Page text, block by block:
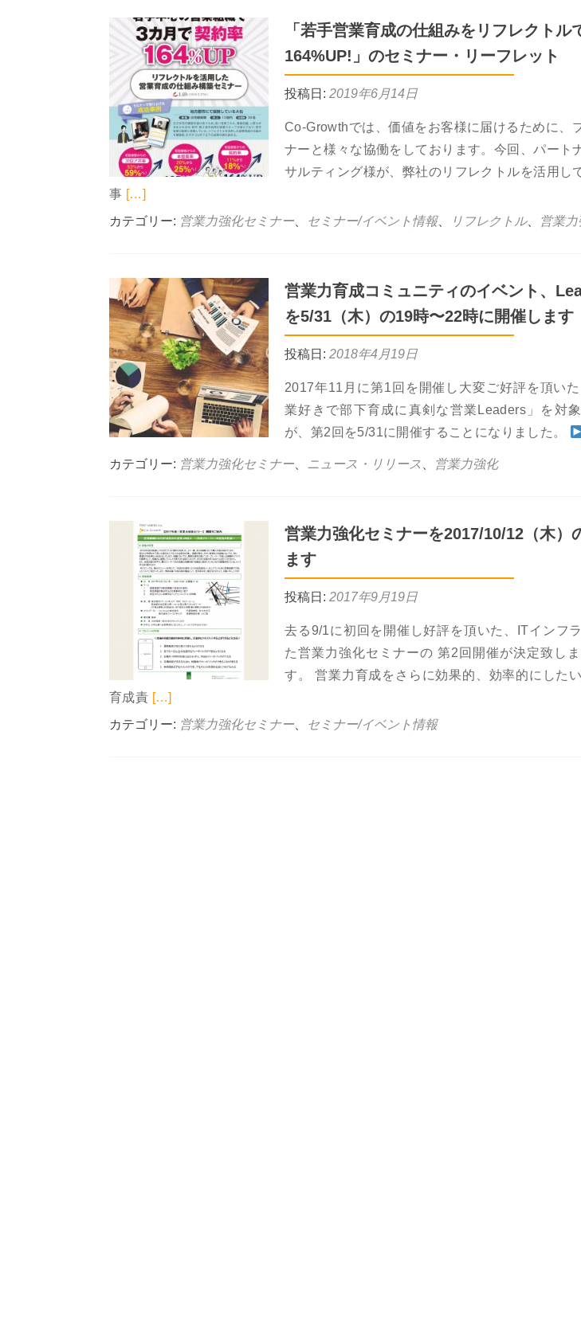
「若手営業育成の仕組みをリフレクトル
164%UP!」のセミナー・リーフレット
投稿日: 2019年6月14日
Co-Growthでは、価値をお客様に届けるために、
ナーと様々な協働をしております。今回、パート
サルティング様が、弊社のリフレクトルを活用し
事 Read more about 「若手営業育成の仕組みをリフレクトルで構築、契約率が
[…]
カテゴリー: 営業力強化セミナー セミナー/イベント情報、 リフレクトル、 営業力
営業力育成コミュニティのイベント、
を5/31（木）の19時〜22時に開催します
投稿日: 2018年4月19日
2017年11月に第1回を開催し大変ご好評を頂い
業好きで部下育成に真剣な営業Leaders」を対
が、第2回を5/31に開催することになりました。
カテゴリー: 営業力強化セミナー ニュース・リリース 営業力強化
営業力強化セミナーを2017/10/12（木）
ます
投稿日: 2017年9月19日
去る9/1に初回を開催し好評を頂いた、ITインフ
た営業力強化セミナーの 第2回開催が決定致し
す。 営業力育成をさらに効果的、効率的にした
育成責 Read more about 営業力強化セミナーを2017/10/12（木）の16時〜18時
[…]
カテゴリー: 営業力強化セミナー セミナー/イベント情報